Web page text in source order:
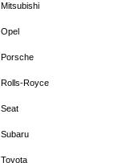
Mitsubishi
Opel
Porsche
Rolls-Royce
Seat
Subaru
Toyota